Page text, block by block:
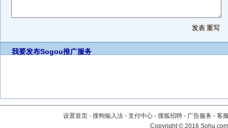
我要发布Sogou推广服务
设置首页 - 搜狗输入法 - 支付中心 - 搜狐招聘 - 广告服务 - 客
Copyright©2016